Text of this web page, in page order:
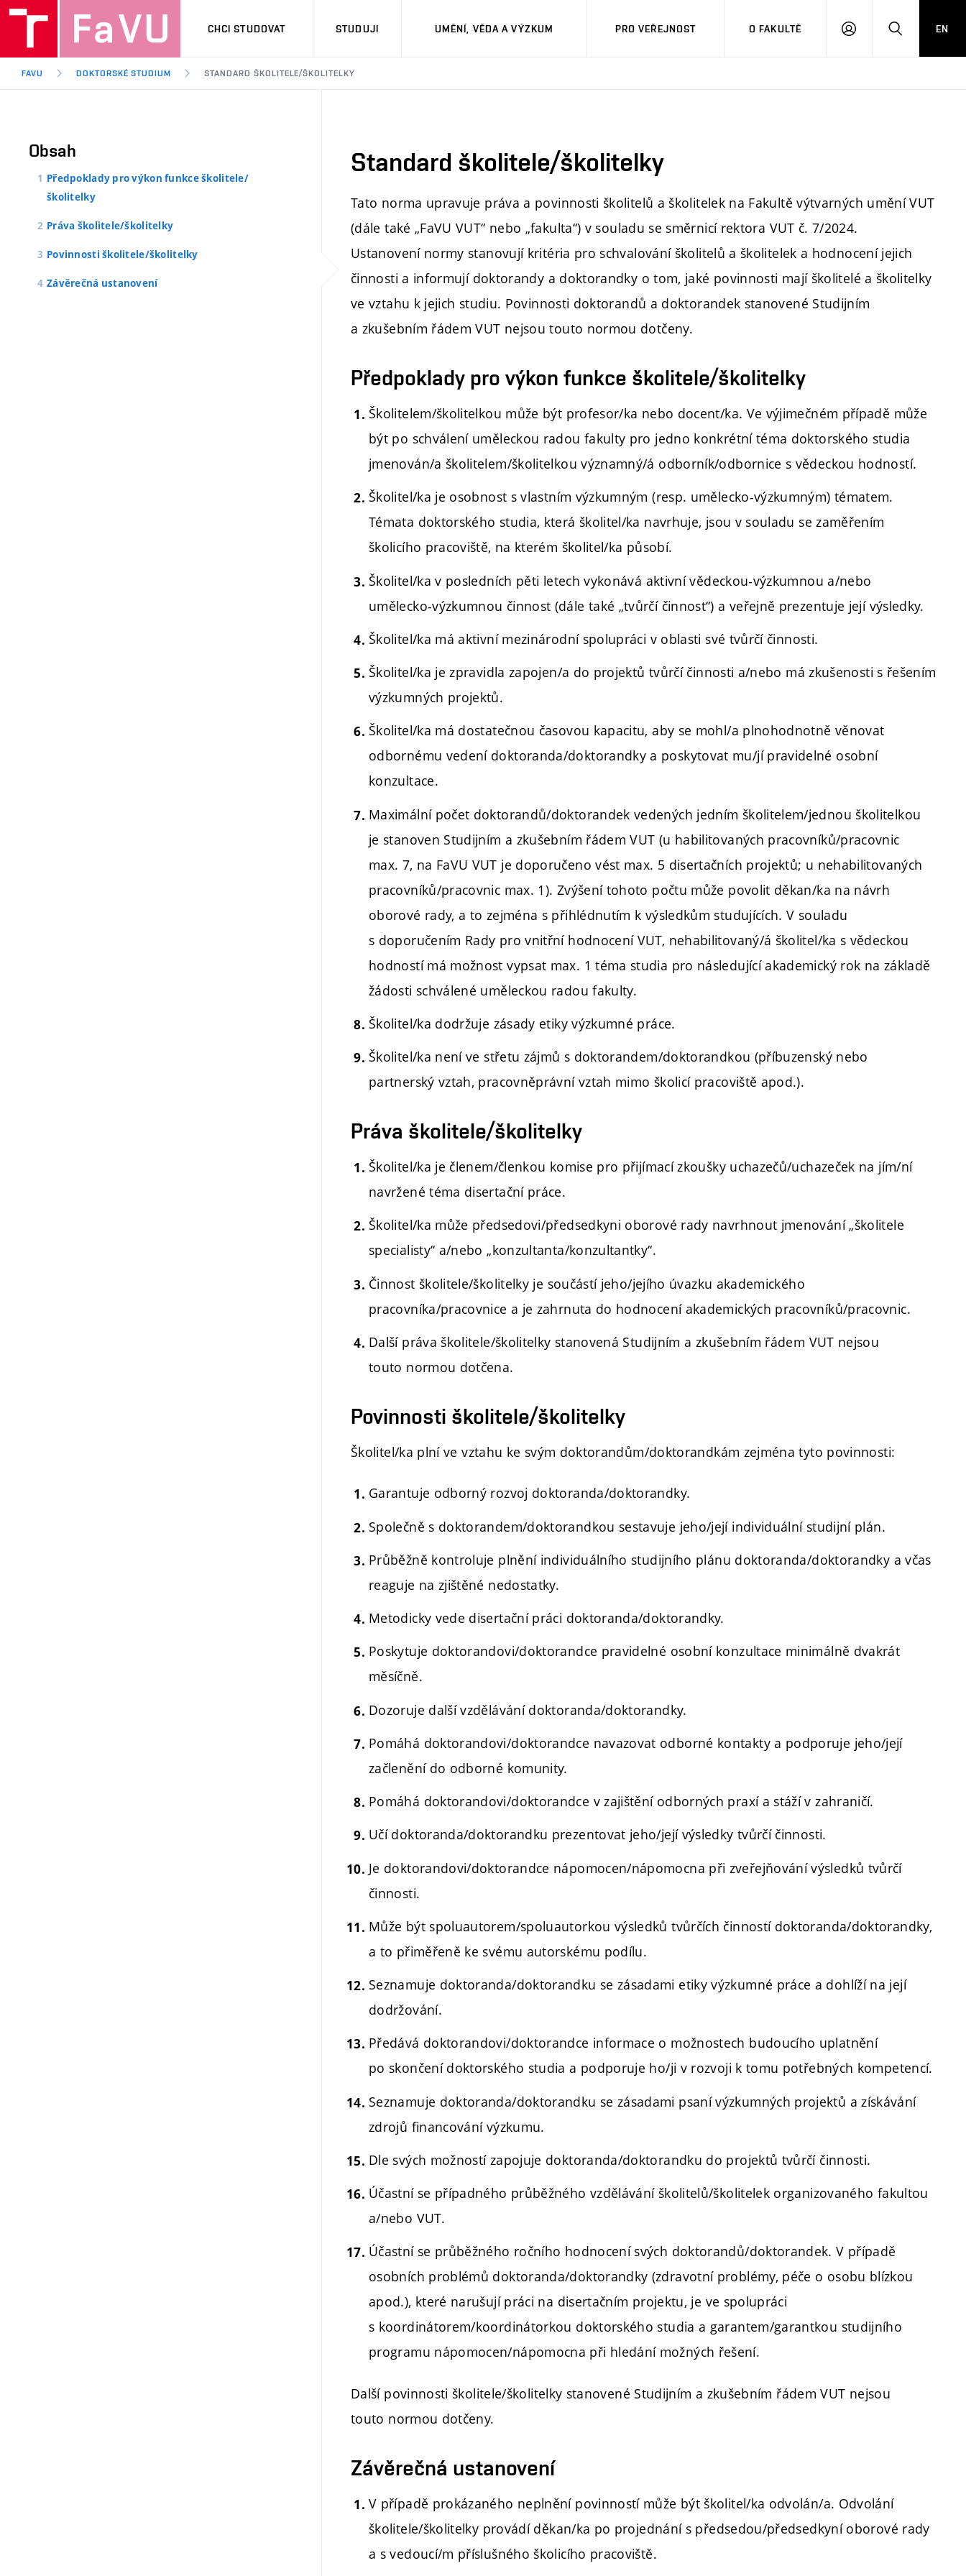
CHCI STUDOVAT STUDUJI UMĚNÍ, VĚDA A VÝZKUM PRO VEŘEJNOST O FAKULTĚ
PŘIHLÁSITHLEDAT
EN
FAVU DOKTORSKÉ STUDIUM STANDARD ŠKOLITELE/ŠKOLITELKY
Obsah
Předpoklady pro výkon funkce školitele/
školitelky
Práva školitele/školitelky
Povinnosti školitele/školitelky
Závěrečná ustanovení
Standard školitele/školitelky
Tato norma upravuje práva a povinnosti školitelů a školitelek na Fakultě výtvarných umění VUT
(dále také „FaVU VUT“ nebo „fakulta“) v souladu se směrnicí rektora VUT č. 7/2024.
Ustanovení normy stanovují kritéria pro schvalování školitelů a školitelek a hodnocení jejich
činnosti a informují doktorandy a doktorandky o tom, jaké povinnosti mají školitelé a školitelky
ve vztahu k jejich studiu. Povinnosti doktorandů a doktorandek stanovené Studijním
a zkušebním řádem VUT nejsou touto normou dotčeny.
Předpoklady pro výkon funkce školitele/školitelky
Školitelem/školitelkou může být profesor/ka nebo docent/ka. Ve výjimečném případě může
být po schválení uměleckou radou fakulty pro jedno konkrétní téma doktorského studia
jmenován/a školitelem/školitelkou významný/á odborník/odbornice s vědeckou hodností.
Školitel/ka je osobnost s vlastním výzkumným (resp. umělecko-výzkumným) tématem.
Témata doktorského studia, která školitel/ka navrhuje, jsou v souladu se zaměřením
školicího pracoviště, na kterém školitel/ka působí.
Školitel/ka v posledních pěti letech vykonává aktivní vědeckou-výzkumnou a/nebo
umělecko-výzkumnou činnost (dále také „tvůrčí činnost“) a veřejně prezentuje její výsledky.
Školitel/ka má aktivní mezinárodní spolupráci v oblasti své tvůrčí činnosti.
Školitel/ka je zpravidla zapojen/a do projektů tvůrčí činnosti a/nebo má zkušenosti s řešením
výzkumných projektů.
Školitel/ka má dostatečnou časovou kapacitu, aby se mohl/a plnohodnotně věnovat
odbornému vedení doktoranda/doktorandky a poskytovat mu/jí pravidelné osobní
konzultace.
Maximální počet doktorandů/doktorandek vedených jedním školitelem/jednou školitelkou
je stanoven Studijním a zkušebním řádem VUT (u habilitovaných pracovníků/pracovnic
max. 7, na FaVU VUT je doporučeno vést max. 5 disertačních projektů; u nehabilitovaných
pracovníků/pracovnic max. 1). Zvýšení tohoto počtu může povolit děkan/ka na návrh
oborové rady, a to zejména s přihlédnutím k výsledkům studujících. V souladu
s doporučením Rady pro vnitřní hodnocení VUT, nehabilitovaný/á školitel/ka s vědeckou
hodností má možnost vypsat max. 1 téma studia pro následující akademický rok na základě
žádosti schválené uměleckou radou fakulty.
Školitel/ka dodržuje zásady etiky výzkumné práce.
Školitel/ka není ve střetu zájmů s doktorandem/doktorandkou (příbuzenský nebo
partnerský vztah, pracovněprávní vztah mimo školicí pracoviště apod.).
Práva školitele/školitelky
Školitel/ka je členem/členkou komise pro přijímací zkoušky uchazečů/uchazeček na jím/ní
navržené téma disertační práce.
Školitel/ka může předsedovi/předsedkyni oborové rady navrhnout jmenování „školitele
specialisty“ a/nebo„konzultanta/konzultantky“.
Činnost školitele/školitelky je součástí jeho/jejího úvazku akademického
pracovníka/pracovnice a je zahrnuta do hodnocení akademických pracovníků/pracovnic.
Další práva školitele/školitelky stanovená Studijním a zkušebním řádem VUT nejsou
touto normou dotčena.
Povinnosti školitele/školitelky
Školitel/ka plní ve vztahu ke svým doktorandům/doktorandkám zejména tyto povinnosti:
Garantuje odborný rozvoj doktoranda/doktorandky.
Společně s doktorandem/doktorandkou sestavuje jeho/její individuální studijní plán.
Průběžně kontroluje plnění individuálního studijního plánu doktoranda/doktorandky a včas
reaguje na zjištěné nedostatky.
Metodicky vede disertační práci doktoranda/doktorandky.
Poskytuje doktorandovi/doktorandce pravidelné osobní konzultace minimálně dvakrát
měsíčně.
Dozoruje další vzdělávání doktoranda/doktorandky.
Pomáhá doktorandovi/doktorandce navazovat odborné kontakty a podporuje jeho/její
začlenění do odborné komunity.
Pomáhá doktorandovi/doktorandce v zajištění odborných praxí a stáží v zahraničí.
Učí doktoranda/doktorandku prezentovat jeho/její výsledky tvůrčí činnosti.
Je doktorandovi/doktorandce nápomocen/nápomocna při zveřejňování výsledků tvůrčí
činnosti.
Může být spoluautorem/spoluautorkou výsledků tvůrčích činností doktoranda/doktorandky,
a to přiměřeně ke svému autorskému podílu.
Seznamuje doktoranda/doktorandku se zásadami etiky výzkumné práce a dohlíží na její
dodržování.
Předává doktorandovi/doktorandce informace o možnostech budoucího uplatnění
po skončení doktorského studia a podporuje ho/ji v rozvoji k tomu potřebných kompetencí.
Seznamuje doktoranda/doktorandku se zásadami psaní výzkumných projektů a získávání
zdrojů financování výzkumu.
Dle svých možností zapojuje doktoranda/doktorandku do projektů tvůrčí činnosti.
Účastní se případného průběžného vzdělávání školitelů/školitelek organizovaného fakultou
a/nebo VUT.
Účastní se průběžného ročního hodnocení svých doktorandů/doktorandek. V případě
osobních problémů doktoranda/doktorandky (zdravotní problémy, péče o osobu blízkou
apod.), které narušují práci na disertačním projektu, je ve spolupráci
s koordinátorem/koordinátorkou doktorského studia a garantem/garantkou studijního
programu nápomocen/nápomocna při hledání možných řešení.
Další povinnosti školitele/školitelky stanovené Studijním a zkušebním řádem VUT nejsou
touto normou dotčeny.
Závěrečná ustanovení
V případě prokázaného neplnění povinností může být školitel/ka odvolán/a. Odvolání
školitele/školitelky provádí děkan/ka po projednání s předsedou/předsedkyní oborové rady
a s vedoucí/m příslušného školicího pracoviště.